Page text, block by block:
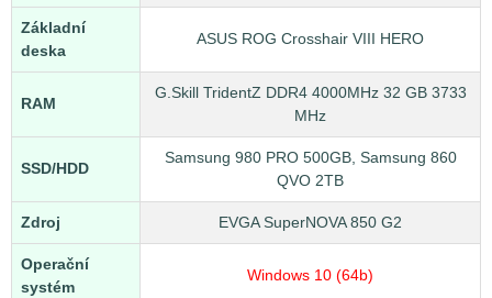
Základní
deska
ASUS ROG Crosshair VIII HERO
RAM
G.Skill TridentZ DDR4 4000MHz 32 GB 3733
MHz
SSD/HDD
Samsung 980 PRO 500GB, Samsung 860
QVO 2TB
Zdroj EVGA SuperNOVA 850 G2
Operační
systém
Windows 10 (64b)